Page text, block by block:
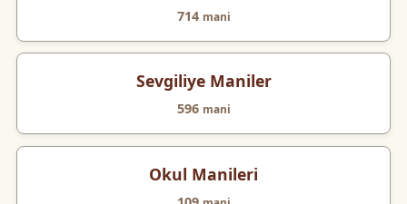
714 mani
Sevgiliye Maniler
596 mani
Okul Manileri